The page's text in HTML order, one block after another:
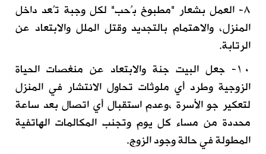
٨- العمل بشعار "مطبوخ بُحب" لكل وجبة تُعد داخل
المنزل، والاهتمام بالتجديد وقتل الملل والابتعاد عن
الرتابة.
١٠- جعل البيت جنة والابتعاد عن منغصات الحياة
الزوجية وطرد أي ملوثات تحاول الانتشار في المنزل
لتعكير جو الأسرة ،وعدم استقبال أي اتصال بعد ساعة
محددة من مساء كل يوم وتجنب المكالمات الهاتفية
المطولة في حالة وجود الزوج.